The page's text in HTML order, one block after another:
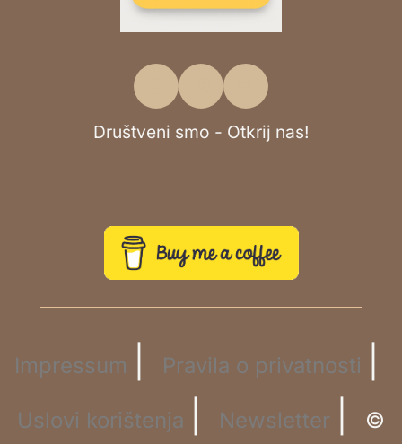
Društveni smo - Otkrij nas!
Impressum Pravila o privatnosti
Uslovi korištenja Newsletter ©